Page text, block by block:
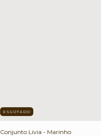
ESGOTADO
Conjunto Livia - Marinho